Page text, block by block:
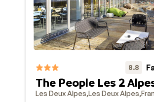
8.8
The People Les 2
Les Deux Alpes Les Deux Alpes